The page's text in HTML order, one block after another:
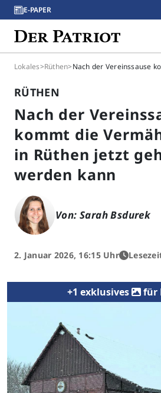
E-PAPER
Lokales>Rüthen>
RÜTHEN
Nach der
kommt die
in Rüthen jetzt
werden kann
Von: Sarah Bsdurek
2. Januar 2026, 16:15 Uhr
+1 exklusives für